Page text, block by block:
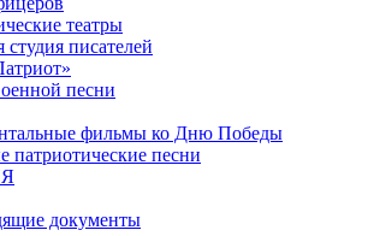
театры
студия писателей
песни
фильмы ко Дню Победы
патриотические песни
документы